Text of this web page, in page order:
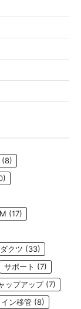
(8)
(17)
クツ (33)
サポート (7)
ップアップ(7)
イン移管 (8)